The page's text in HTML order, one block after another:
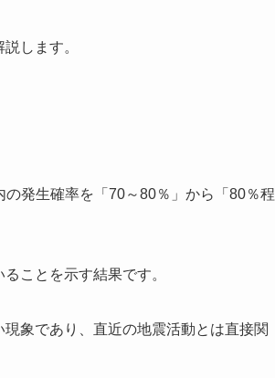
します。
発生確率を「70～80％」から「80％程
ことを示す結果です。
象であり、直近の地震活動とは直接関